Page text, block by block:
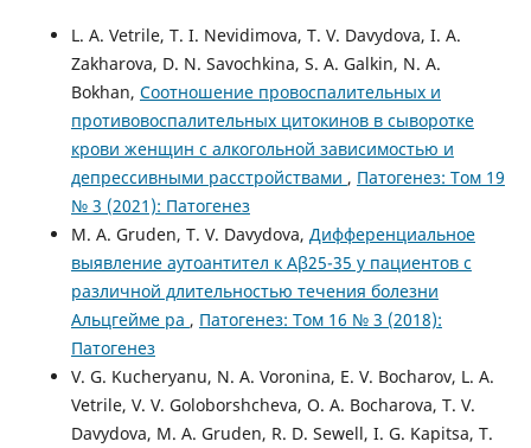
L. A. Vetrile, T. I. Nevidimova, T. V. Davydova, I. A.
Zakharova, D. N. Savochkina, S. A. Galkin, N. A.
Bokhan, Соотношение провоспалительных и
противовоспалительных цитокинов в сыворотке
крови женщин с алкогольной зависимостью и
депрессивными расстройствами , Патогенез: Том 19
№ 3 (2021): Патогенез
M. A. Gruden, T. V. Davydova, Дифференциальное
выявление аутоантител к Aβ25-35 у пациентов с
различной длительностью течения болезни
Альцгейме ра , Патогенез: Том 16 № 3 (2018):
Патогенез
V. G. Kucheryanu, N. A. Voronina, E. V. Bocharov, L. A.
Vetrile, V. V. Goloborshcheva, O. A. Bocharova, T. V.
Davydova, M. A. Gruden, R. D. Sewell, I. G. Kapitsa, T.